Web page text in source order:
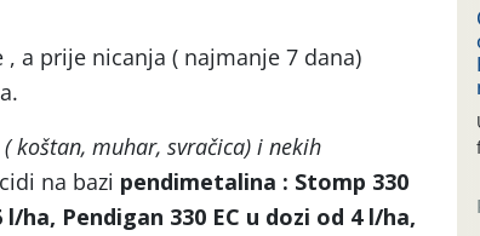
a prije nicanja ( najmanje 7 dana)
koštan, muhar, svračica) i nekih
na bazi pendimetalina : Stomp 330
l/ha, Pendigan 330 EC u dozi od 4 l/ha,